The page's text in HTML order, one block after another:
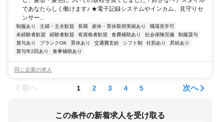
であなたらしく働けます♪ ★電子記録システムやインカム、見守りセ
ンサー...
制服あり 主婦・主夫歓迎 長期 産休・育休取得実績あり
職場見学可
未経験者歓迎
経験者歓迎 有資格者歓迎 食費補助あり 社会保険完備
制服貸与
賞与あり
ブランクOK 育休あり 交通費支給 シフト制 社割あり
昇給あり
賞与年2回あり
食事補助あり
同じ企業の求人
前へ 1 2 3 4 5 次へ
この条件の新着求人を受け取る